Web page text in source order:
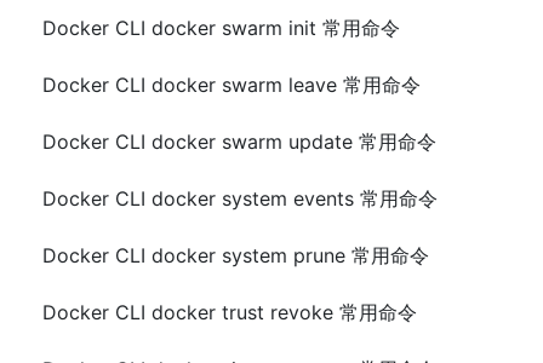
Docker CLI docker swarm init 常用命令
Docker CLI docker swarm leave 常用命令
Docker CLI docker swarm update 常用命令
Docker CLI docker system events 常用命令
Docker CLI docker system prune 常用命令
Docker CLI docker trust revoke 常用命令